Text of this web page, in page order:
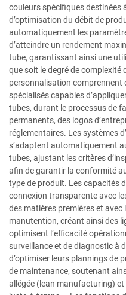
couleurs spécifiques destinées
d’optimisation du débit de
automatiquement les
d’atteindre un rendement
tube, garantissant ainsi une
que soit le degré de
personnalisation comprennent
spécialisés capables
tubes, durant le processus de
permanents, des logos
réglementaires. Les systèmes
s’adaptent automatiquement
tubes, ajustant les critères
afin de garantir la conformité
type de produit. Les capacités
connexion transparente avec
des matières premières et avec
manutention, créant ainsi des
optimisent l’efficacité
surveillance et de diagnostic à
d’optimiser leurs plannings de
de maintenance, soutenant
allégée (lean manufacturing)